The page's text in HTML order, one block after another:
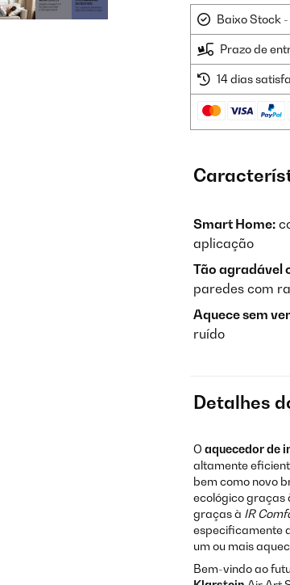
Baixo Stock
Prazo de
14 dias
Smart Home:
aplicação
Tão agradável
paredes com
Aquece sem
ruído
Detalhes
O aquecedor de
altamente
bem como novo
ecológico graças
graças à IR
especificamente
um ou mais
Bem-vindo ao